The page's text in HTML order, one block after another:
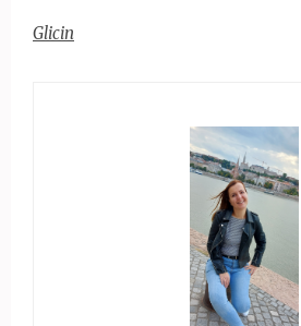
Glicin